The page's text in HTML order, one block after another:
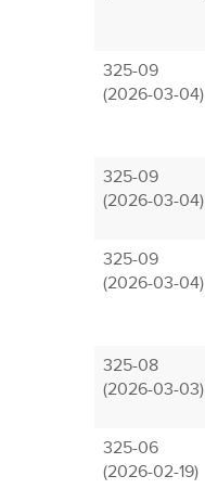
325-09
(2026-03-04)
325-09
(2026-03-04)
325-09
(2026-03-04)
325-08
(2026-03-03)
325-06
(2026-02-19)